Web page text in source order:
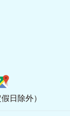
日除外）